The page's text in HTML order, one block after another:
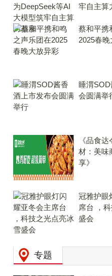
牢自主算
蔡和平携
2025春
睡渭
会圆满举
《品食
材：美味
享》
冠雅护眼
席台 ，
盛会
专题